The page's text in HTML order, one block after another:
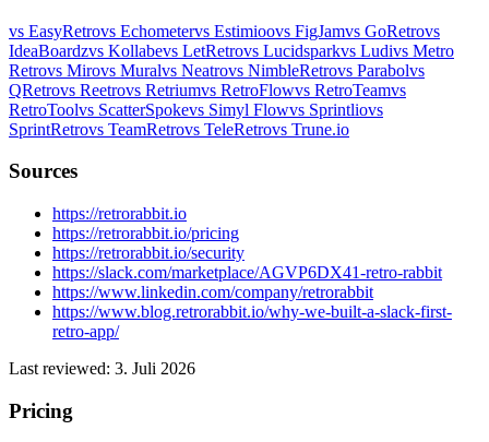
vs EasyRetrovs Echometervs Estimioovs FigJamvs GoRetrovs
IdeaBoardzvs Kollabevs LetRetrovs Lucidsparkvs Ludivs Metro
Retrovs Mirovs Muralvs Neatrovs NimbleRetrovs Parabolvs
QRetrovs Reetrovs Retriumvs RetroFlowvs RetroTeamvs
RetroToolvs ScatterSpokevs Simyl Flowvs Sprintliovs
SprintRetrovs TeamRetrovs TeleRetrovs Trune.io
Sources
https://retrorabbit.io
https://retrorabbit.io/pricing
https://retrorabbit.io/security
https://slack.com/marketplace/AGVP6DX41-retro-rabbit
https://www.linkedin.com/company/retrorabbit
https://www.blog.retrorabbit.io/why-we-built-a-slack-first-
retro-app/
Last reviewed: 3. Juli 2026
Pricing